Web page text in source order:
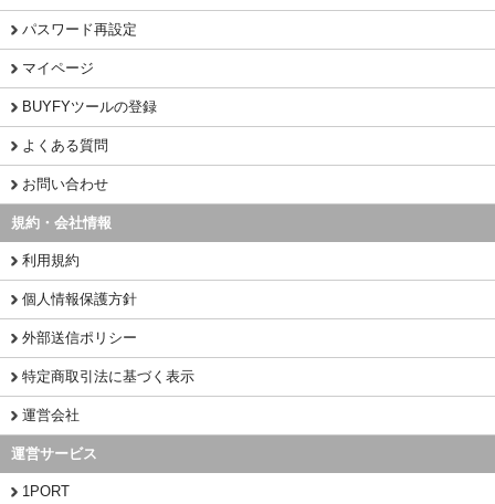
パスワード再設定
マイページ
BUYFYツールの登録
よくある質問
お問い合わせ
規約・会社情報
利用規約
個人情報保護方針
外部送信ポリシー
特定商取引法に基づく表示
運営会社
運営サービス
1PORT